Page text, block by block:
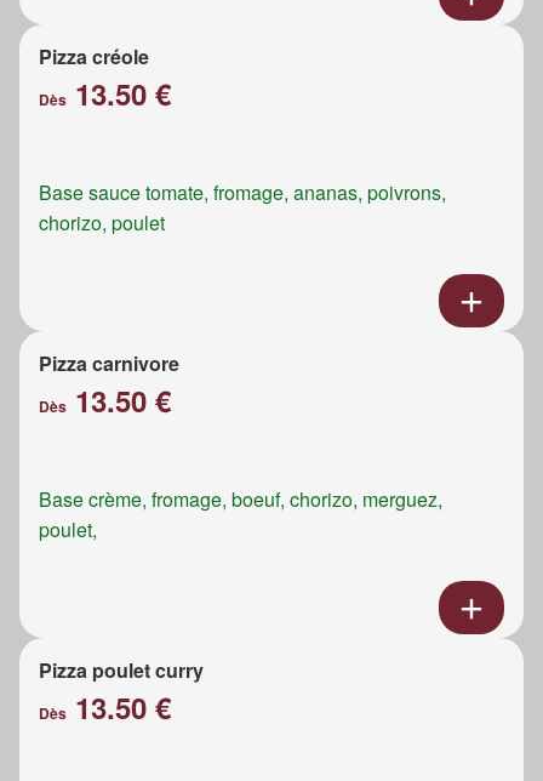
Pizza créole
Dès 13.50 €
Base sauce tomate, fromage, ananas, poivrons,
chorizo, poulet
Pizza carnivore
Dès 13.50 €
Base crème, fromage, boeuf, chorizo, merguez,
poulet,
Pizza poulet curry
Dès 13.50 €